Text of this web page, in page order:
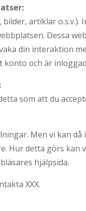
artiklar o.s.v.).
Dessa
din interaktion
och är
som att du
Men vi kan
Hur detta görs kan
hjälpsida.
XXX.